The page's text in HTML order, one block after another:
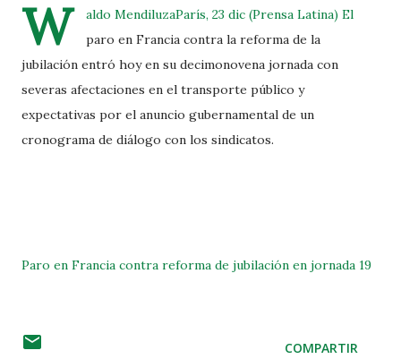
W
aldo MendiluzaParís, 23 dic (Prensa Latina) El
paro en Francia contra la reforma de la
jubilación entró hoy en su decimonovena jornada con
severas afectaciones en el transporte público y
expectativas por el anuncio gubernamental de un
cronograma de diálogo con los sindicatos.
Paro en Francia contra reforma de jubilación en jornada 19
COMPARTIR